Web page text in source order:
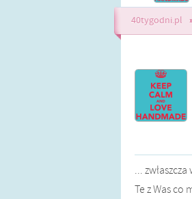
40tygodni.pl
...
Te z Was co